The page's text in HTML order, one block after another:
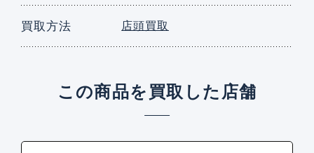
買取方法 店頭買取
この商品を買取した店舗